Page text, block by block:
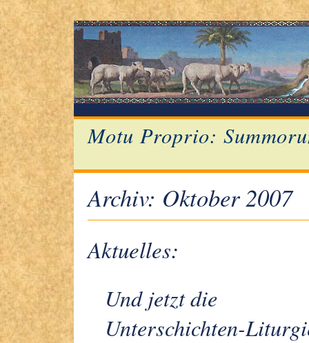
Motu Proprio:
Archiv: Oktober 2007
Aktuelles:
Und jetzt die
Unterschichten-